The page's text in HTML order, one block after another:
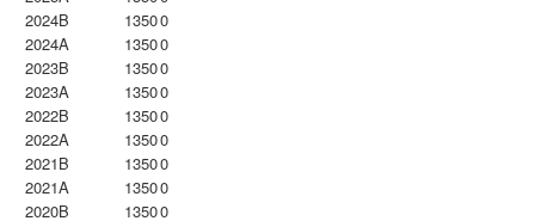
2024B
13500
2024A
13500
2023B
13500
2023Α
13500
2022B
13500
2022A
13500
2021B
13500
2021A
13500
2020B
13500